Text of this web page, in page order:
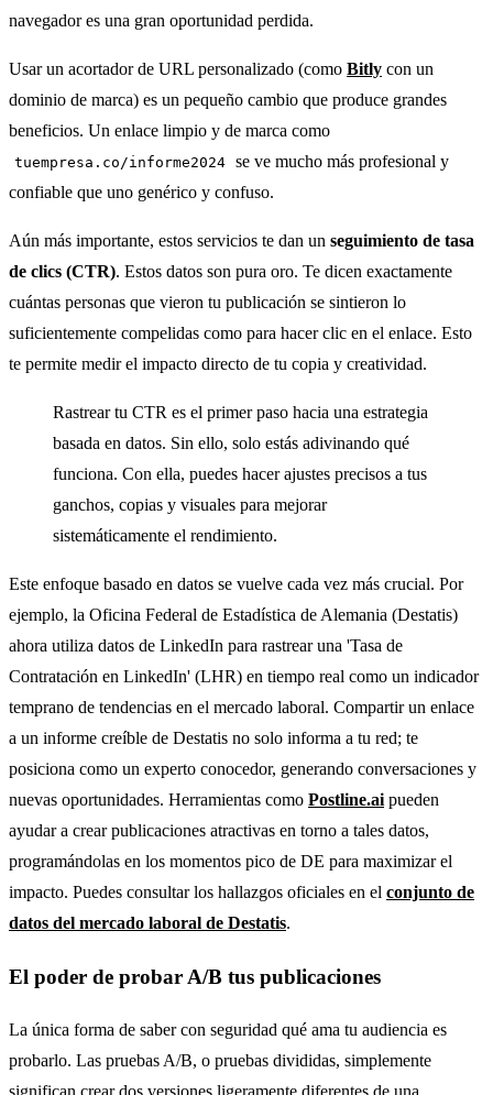
navegador es una gran oportunidad perdida.
Usar un acortador de URL personalizado (como Bitly con un
dominio de marca) es un pequeño cambio que produce grandes
beneficios. Un enlace limpio y de marca como
tuempresa.co/informe2024 se ve mucho más profesional y
confiable que uno genérico y confuso.
Aún más importante, estos servicios te dan un seguimiento de tasa
de clics (CTR). Estos datos son pura oro. Te dicen exactamente
cuántas personas que vieron tu publicación se sintieron lo
suficientemente compelidas como para hacer clic en el enlace. Esto
te permite medir el impacto directo de tu copia y creatividad.
Rastrear tu CTR es el primer paso hacia una estrategia
basada en datos. Sin ello, solo estás adivinando qué
funciona. Con ella, puedes hacer ajustes precisos a tus
ganchos, copias y visuales para mejorar
sistemáticamente el rendimiento.
Este enfoque basado en datos se vuelve cada vez más crucial. Por
ejemplo, la Oficina Federal de Estadística de Alemania (Destatis)
ahora utiliza datos de LinkedIn para rastrear una 'Tasa de
Contratación en LinkedIn' (LHR) en tiempo real como un indicador
temprano de tendencias en el mercado laboral. Compartir un enlace
a un informe creíble de Destatis no solo informa a tu red; te
posiciona como un experto conocedor, generando conversaciones y
nuevas oportunidades. Herramientas como Postline.ai pueden
ayudar a crear publicaciones atractivas en torno a tales datos,
programándolas en los momentos pico de DE para maximizar el
impacto. Puedes consultar los hallazgos oficiales en el conjunto de
datos del mercado laboral de Destatis.
El poder de probar A/B tus publicaciones
La única forma de saber con seguridad qué ama tu audiencia es
probarlo. Las pruebas A/B, o pruebas divididas, simplemente